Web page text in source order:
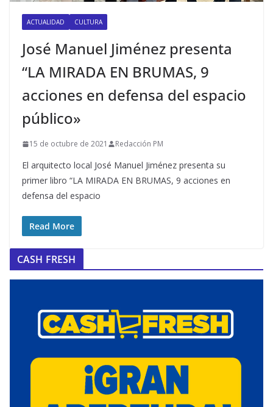
ACTUALIDAD CULTURA
José Manuel Jiménez presenta
“LA MIRADA EN BRUMAS, 9
acciones en defensa del espacio
público»
15 de octubre de 2021 Redacción PM
El arquitecto local José Manuel Jiménez presenta su
primer libro “LA MIRADA EN BRUMAS, 9 acciones en
defensa del espacio
Read More
CASH FRESH